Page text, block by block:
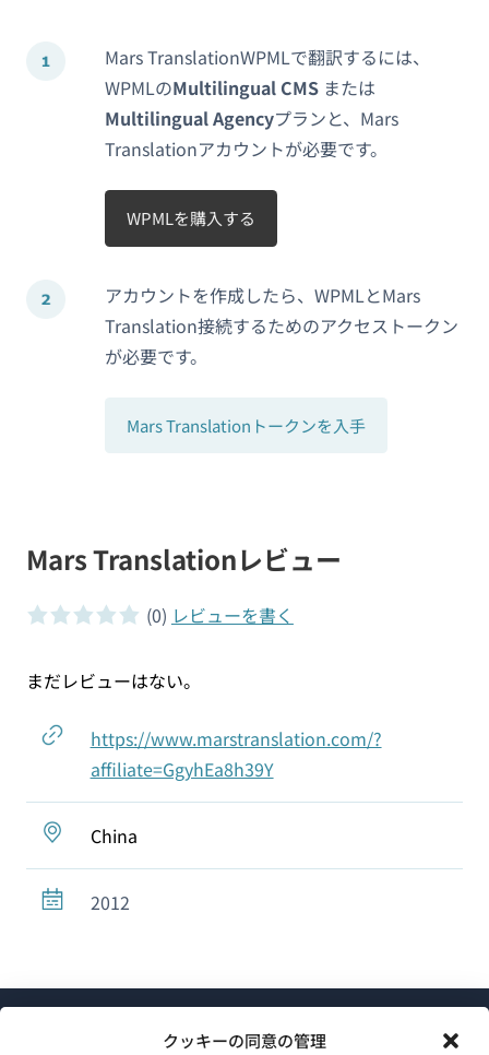
クッキーの同意の管理
Mars TranslationWPMLで翻訳するには、
WPMLのMultilingual CMS または
Multilingual Agencyプランと、Mars
Translationアカウントが必要です。
WPMLを購入する
アカウントを作成したら、WPMLとMars
Translation接続するためのアクセストークン
が必要です。
Mars Translationトークンを入手
Mars Translationレビュー
0 of 5 stars
(0) レビューを書く
まだレビューはない。
https://www.marstranslation.com/?
affiliate=GgyhEa8h39Y
China
2012